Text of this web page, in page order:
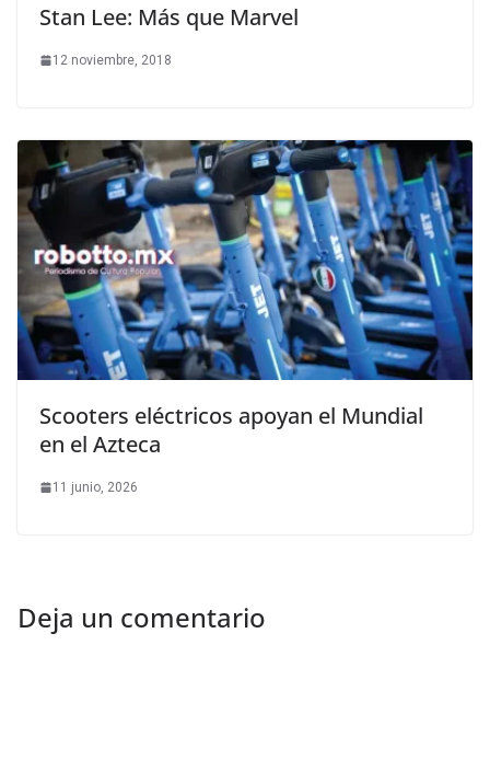
Stan Lee: Más que Marvel
12 noviembre, 2018
Scooters eléctricos apoyan el Mundial
en el Azteca
11 junio, 2026
Deja un comentario